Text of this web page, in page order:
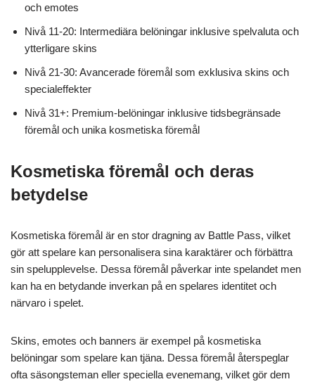
och emotes
Nivå 11-20: Intermediära belöningar inklusive spelvaluta och
ytterligare skins
Nivå 21-30: Avancerade föremål som exklusiva skins och
specialeffekter
Nivå 31+: Premium-belöningar inklusive tidsbegränsade
föremål och unika kosmetiska föremål
Kosmetiska föremål och deras
betydelse
Kosmetiska föremål är en stor dragning av Battle Pass, vilket
gör att spelare kan personalisera sina karaktärer och förbättra
sin spelupplevelse. Dessa föremål påverkar inte spelandet men
kan ha en betydande inverkan på en spelares identitet och
närvaro i spelet.
Skins, emotes och banners är exempel på kosmetiska
belöningar som spelare kan tjäna. Dessa föremål återspeglar
ofta säsongsteman eller speciella evenemang, vilket gör dem